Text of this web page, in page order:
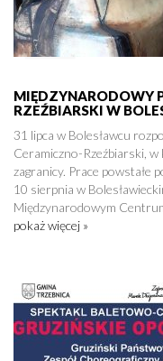
MIĘDZYNARODOWY
RZEŹBIARSKI W
31 lipca w Bolesławcu
Ceramiczno-Rzeźbiarski,
zagranicy. Prace powstałe
10 sierpnia w
Międzynarodowym
pokaż więcej »